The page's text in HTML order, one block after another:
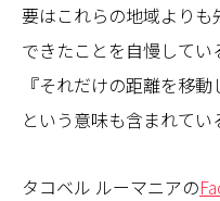
要はこれらの地域より
できたことを自慢して
『それだけの距離を移
という意味も含まれてい
タコベル ルーマニアの